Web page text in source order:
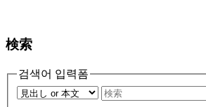
検索
검색어 입력폼